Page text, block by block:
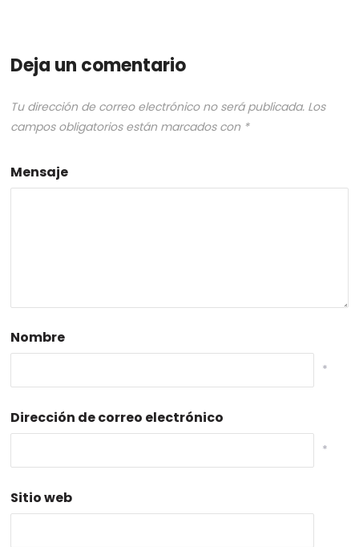
Deja un comentario
Tu dirección de correo electrónico no será publicada. Los
campos obligatorios están marcados con *
Mensaje
Nombre
*
Dirección de correo electrónico
*
Sitio web